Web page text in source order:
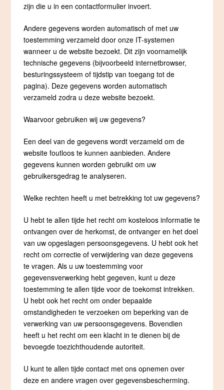
zijn die u in een contactformulier invoert.
Andere gegevens worden automatisch of met uw
toestemming verzameld door onze IT-systemen
wanneer u de website bezoekt. Dit zijn voornamelijk
technische gegevens (bijvoorbeeld internetbrowser,
besturingssysteem of tijdstip van toegang tot de
pagina). Deze gegevens worden automatisch
verzameld zodra u deze website bezoekt.
Waarvoor gebruiken wij uw gegevens?
Een deel van de gegevens wordt verzameld om de
website foutloos te kunnen aanbieden. Andere
gegevens kunnen worden gebruikt om uw
gebruikersgedrag te analyseren.
Welke rechten heeft u met betrekking tot uw gegevens?
U hebt te allen tijde het recht om kosteloos informatie te
ontvangen over de herkomst, de ontvanger en het doel
van uw opgeslagen persoonsgegevens. U hebt ook het
recht om correctie of verwijdering van deze gegevens
te vragen. Als u uw toestemming voor
gegevensverwerking hebt gegeven, kunt u deze
toestemming te allen tijde voor de toekomst intrekken.
U hebt ook het recht om onder bepaalde
omstandigheden te verzoeken om beperking van de
verwerking van uw persoonsgegevens. Bovendien
heeft u het recht om een klacht in te dienen bij de
bevoegde toezichthoudende autoriteit.
U kunt te allen tijde contact met ons opnemen over
deze en andere vragen over gegevensbescherming.